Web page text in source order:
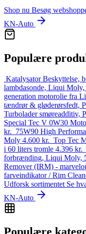
Shop nu Besøg
KN-Auto
Populære
Katalysator Beskyttelse,
lambdasonde, Liqui Moly,
generation motorolie fra
tændrør & gløde­rørs­fedt,
Turbolader smøreadditiv,
Special Tec V 0W30
kr. 75W90 High
Moly 4.600 kr. Top Tec
i 60 liters tromle 4.396 kr.
forbrænding, Liqui Moly,
Remover (IRM) -
farveindikator / Rim
Udforsk sortimentet Se
KN-Auto